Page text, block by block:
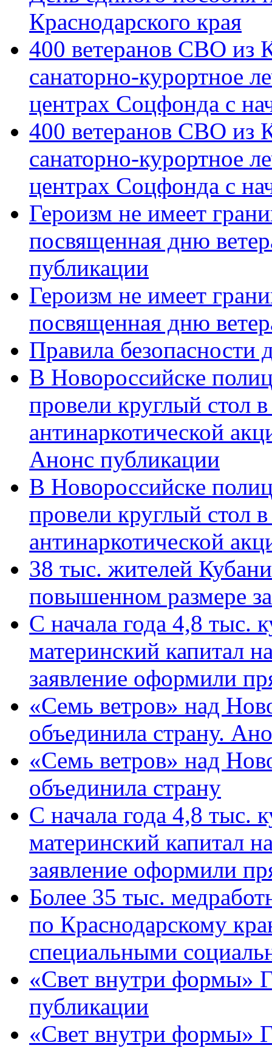
Краснодарского края
400 ветеранов СВО из
санаторно-курортное
центрах Соцфонда с
400 ветеранов СВО из
санаторно-курортное
центрах Соцфонда с
Героизм не имеет
посвященная дню
публикации
Героизм не имеет
посвященная дню
Правила безопасности
В Новороссийске
провели круглый стол
антинаркотической
Анонс публикации
В Новороссийске
провели круглый стол
антинаркотической
38 тыс. жителей
повышенном размере
С начала года 4,8 тыс.
материнский капитал
заявление оформили
«Семь ветров» над
объединила страну.
«Семь ветров» над
объединила страну
С начала года 4,8 тыс.
материнский капитал
заявление оформили
Более 35 тыс.
по Краснодарскому
специальными
«Свет внутри формы»
публикации
«Свет внутри формы»